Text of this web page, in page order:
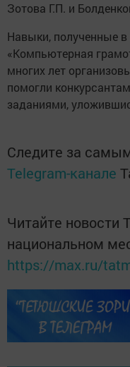
Зотова Г.П. и
Навыки, полученные в
«Компьютерная
многих лет
помогли
заданиями,
Следите за
Telegram-канале
Читайте новости
национальном
https://max.ru/